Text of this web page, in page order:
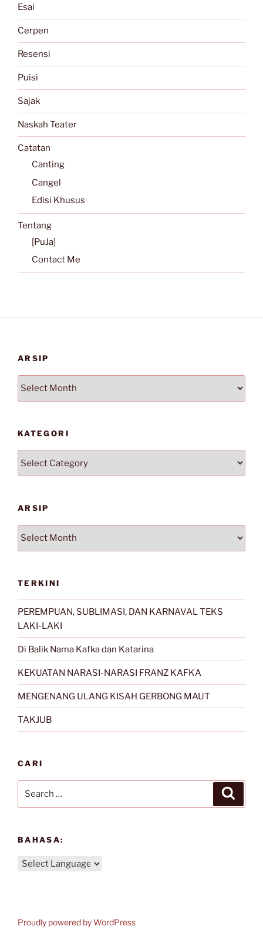
Esai
Cerpen
Resensi
Puisi
Sajak
Naskah Teater
Catatan
Canting
Cangel
Edisi Khusus
Tentang
[PuJa]
Contact Me
ARSIP
Arsip
KATEGORI
ARSIP
Arsip
TERKINI
PEREMPUAN, SUBLIMASI, DAN KARNAVAL TEKS
LAKI-LAKI
Di Balik Nama Kafka dan Katarina
KEKUATAN NARASI-NARASI FRANZ KAFKA
MENGENANG ULANG KISAH GERBONG MAUT
TAKJUB
CARI
BAHASA:
Proudly powered by WordPress